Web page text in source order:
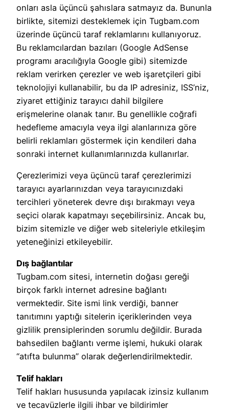
onları asla üçüncü şahıslara satmayız da. Bununla
birlikte, sitemizi desteklemek için Tugbam.com
üzerinde üçüncü taraf reklamlarını kullanıyoruz.
Bu reklamcılardan bazıları (Google AdSense
programı aracılığıyla Google gibi) sitemizde
reklam verirken çerezler ve web işaretçileri gibi
teknolojiyi kullanabilir, bu da IP adresiniz, ISS’niz,
ziyaret ettiğiniz tarayıcı dahil bilgilere
erişmelerine olanak tanır. Bu genellikle coğrafi
hedefleme amacıyla veya ilgi alanlarınıza göre
belirli reklamları göstermek için kendileri daha
sonraki internet kullanımlarınızda kullanırlar.
Çerezlerimizi veya üçüncü taraf çerezlerimizi
tarayıcı ayarlarınızdan veya tarayıcınızdaki
tercihleri ​​yöneterek devre dışı bırakmayı veya
seçici olarak kapatmayı seçebilirsiniz. Ancak bu,
bizim sitemizle ve diğer web siteleriyle etkileşim
yeteneğinizi etkileyebilir.
Dış bağlantılar
Tugbam.com sitesi, internetin doğası gereği
birçok farklı internet adresine bağlantı
vermektedir. Site ismi link verdiği, banner
tanıtımını yaptığı sitelerin içeriklerinden veya
gizlilik prensiplerinden sorumlu değildir. Burada
bahsedilen bağlantı verme işlemi, hukuki olarak
“atıfta bulunma” olarak değerlendirilmektedir.
Telif hakları
Telif hakları hususunda yapılacak izinsiz kullanım
ve tecavüzlerle ilgili ihbar ve bildirimler